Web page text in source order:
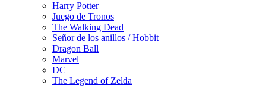
Harry Potter
Juego de Tronos
The Walking Dead
Señor de los anillos / Hobbit
Dragon Ball
Marvel
DC
The Legend of Zelda